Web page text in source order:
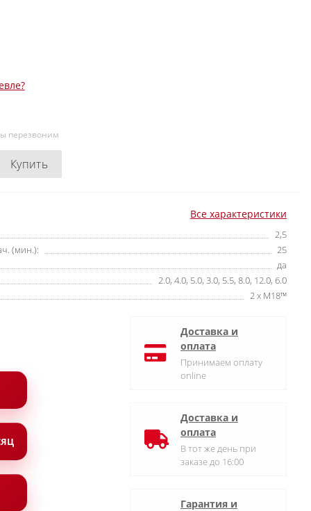
перезвоним
Купить
Все характеристики
2,5
(мин.):
25
да
2.0, 4.0, 5.0, 3.0, 5.5, 8.0, 12.0, 6.0
2 x M18™
Доставка и
оплата
Принимаем оплату
online
Доставка и
оплата
В тот же день при
заказе до 16:00
Гарантия и